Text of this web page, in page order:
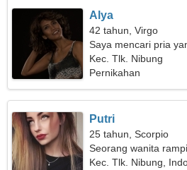
Alya
42 tahun, Virgo
Saya mencari pria
bersama
Kec. Tlk. Nibung
Pernikahan
Putri
25 tahun, Scorpio
Seorang wanita
seorang pria
Kec. Tlk. Nibung,